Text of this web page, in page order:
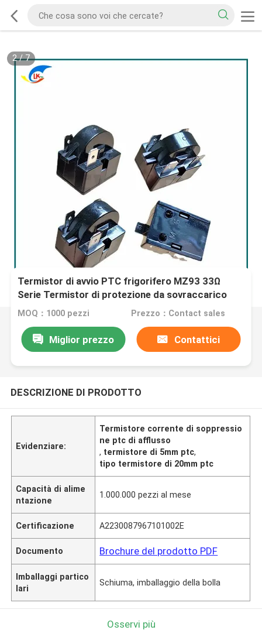
2/7
Termistor di avvio PTC frigorifero MZ93 33Ω
Serie Termistor di protezione da sovraccarico
montato su conchiglia
MOQ：1000 pezzi Prezzo：Contact sales
Miglior prezzo Contattici
DESCRIZIONE DI PRODOTTO
Evidenziare:
Termistore corrente di soppressio
ne ptc di afflusso
, termistore di 5mm ptc,
tipo termistore di 20mm ptc
Capacità di alime
ntazione
1.000.000 pezzi al mese
Certificazione A2230087967101002E
Documento Brochure del prodotto PDF
Imballaggi partico
lari
Schiuma, imballaggio della bolla
Osservi più